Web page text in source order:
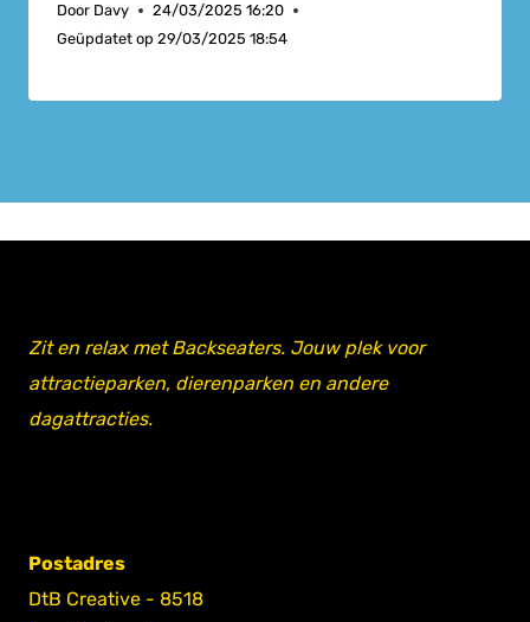
Door Davy
24/03/2025 16:20
Geüpdatet op 29/03/2025 18:54
Zit en relax met Backseaters. Jouw plek voor
attractieparken, dierenparken en andere
dagattracties.
Postadres
DtB Creative - 8518